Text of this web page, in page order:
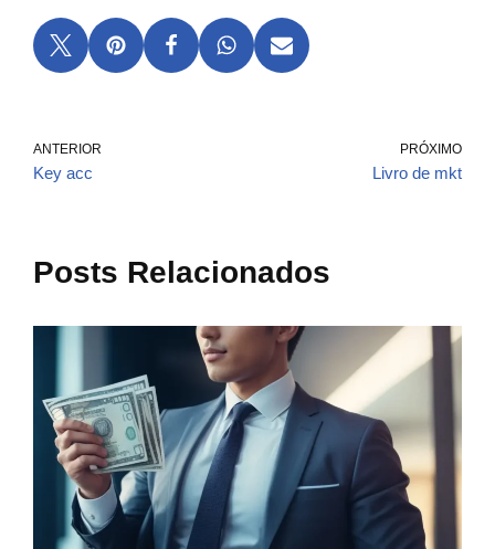
ANTERIOR
Key acc
PRÓXIMO
Livro de mkt
Posts Relacionados